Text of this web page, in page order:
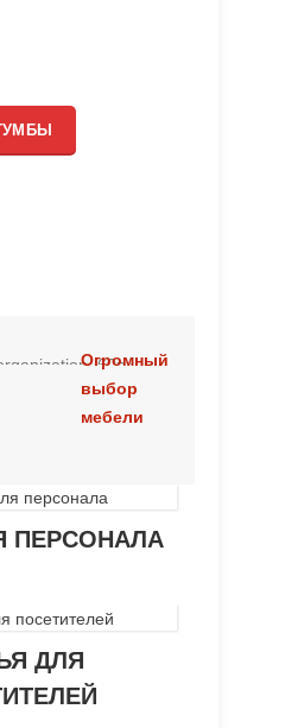
Огромный
выбор
мебели
ПЕРСОНАЛА
ДЛЯ